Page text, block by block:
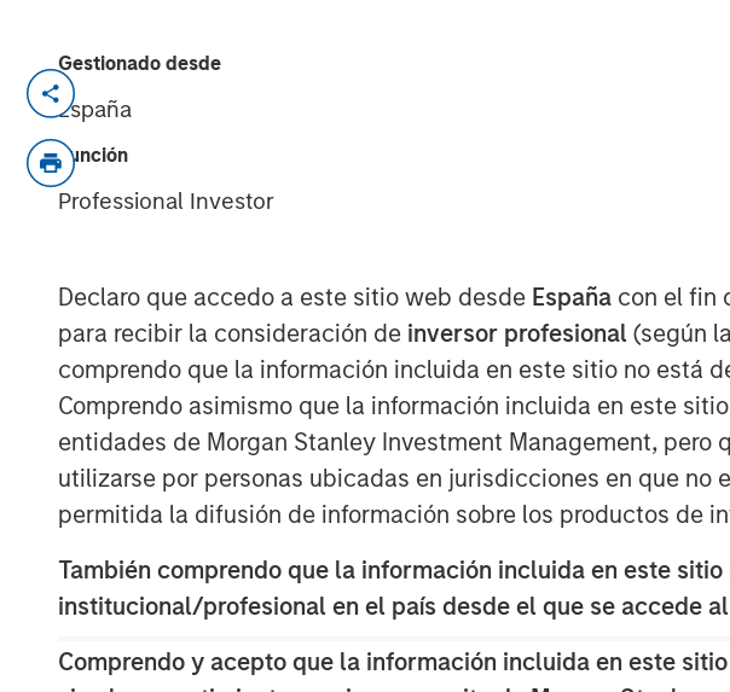
Gestionado desde
España
Función
Professional Investor
Declaro que accedo a este sitio web desde España con el fin
para recibir la consideración de inversor profesional (según
comprendo que la información incluida en este sitio no está
Comprendo asimismo que la información incluida en este
entidades de Morgan Stanley Investment Management,
utilizarse por personas ubicadas en jurisdicciones en que
permitida la difusión de información sobre los productos de
También comprendo que la información incluida en este
institucional/profesional en el país desde el que se accede
Comprendo y acepto que la información incluida en este
Parthenon Capital Partners and Lovell Minnick Partners. As
provides independent financial solutions to over 1.8 million
through an advisor base of over 4,800 securities-licensed
Morgan Stanley Credit Partners invests primarily in fixed
issued by middle market companies in the context of
refinancings, acquisitions and recapitalizations across a
sectors.
“Morgan Stanley Credit Partners is pleased to be working
Capital Partners and Lovell Minnick Partners on their
said Steven Shekane, Executive Director, Morgan Stanley
ownership and believe the company is well-positioned to